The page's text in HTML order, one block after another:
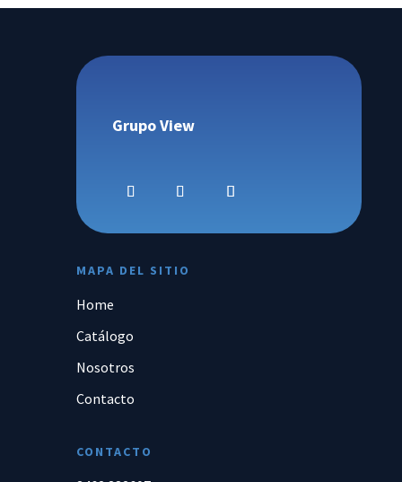
Grupo View
MAPA DEL SITIO
Home
Catálogo
Nosotros
Contacto
CONTACTO